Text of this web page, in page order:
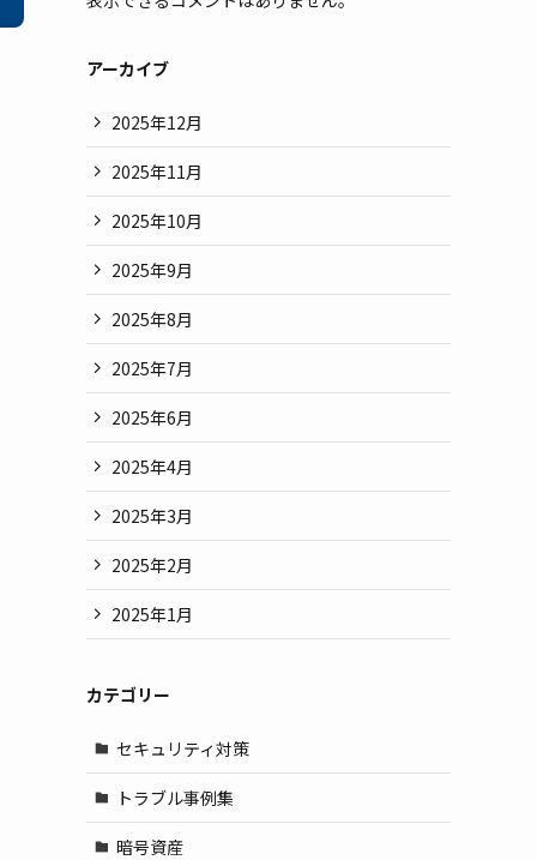
アーカイブ
2025年12月
2025年11月
2025年10月
2025年9月
2025年8月
2025年7月
2025年6月
2025年4月
2025年3月
2025年2月
2025年1月
カテゴリー
セキュリティ対策
トラブル事例集
暗号資産